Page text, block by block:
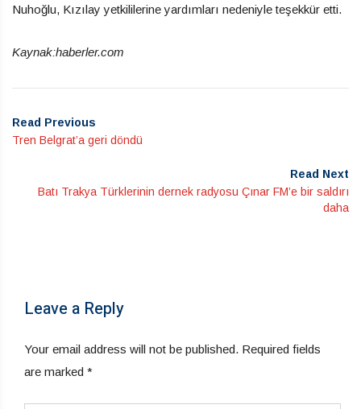
Nuhoğlu, Kızılay yetkililerine yardımları nedeniyle teşekkür etti.
Kaynak:haberler.com
Read Previous
Tren Belgrat’a geri döndü
Read Next
Batı Trakya Türklerinin dernek radyosu Çınar FM’e bir saldırı
daha
Leave a Reply
Your email address will not be published. Required fields
are marked *